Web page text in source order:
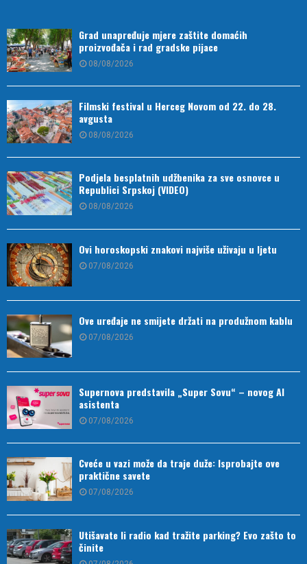
Grad unapređuje mjere zaštite domaćih
proizvođača i rad gradske pijace
08/08/2026
Filmski festival u Herceg Novom od 22. do 28.
avgusta
08/08/2026
Podjela besplatnih udžbenika za sve osnovce u
Republici Srpskoj (VIDEO)
08/08/2026
Ovi horoskopski znakovi najviše uživaju u ljetu
07/08/2026
Ove uređaje ne smijete držati na produžnom kablu
07/08/2026
Supernova predstavila „Super Sovu“ – novog AI
asistenta
07/08/2026
Cveće u vazi može da traje duže: Isprobajte ove
praktične savete
07/08/2026
Utišavate li radio kad tražite parking? Evo zašto to
činite